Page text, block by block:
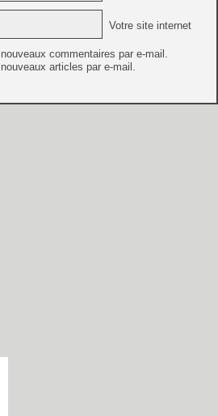
Votre site internet
commentaires par e-mail.
articles par e-mail.